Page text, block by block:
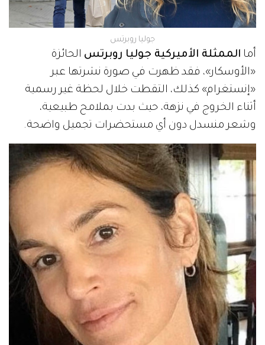
جوليا روبرتس
أما الممثلة الأميركية جوليا روبرتس الحائزة
«الأوسكار»، فقد ظهرت في صورة نشرتها عبر
«إنستغرام» كذلك، التقطت خلال لحظة غير رسمية
أثناء الخروج في نزهة، حيث بدت بملامح طبيعية،
وشعر منسدل دون أي مستحضرات تجميل واضحة.